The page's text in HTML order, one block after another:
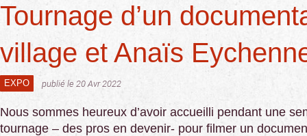
Tournage d’un
village et Anaïs
EXPO publié le 20 Avr 2022
Nous sommes heureux d’avoir accueilli pendant une
tournage – des pros en devenir- pour filmer un